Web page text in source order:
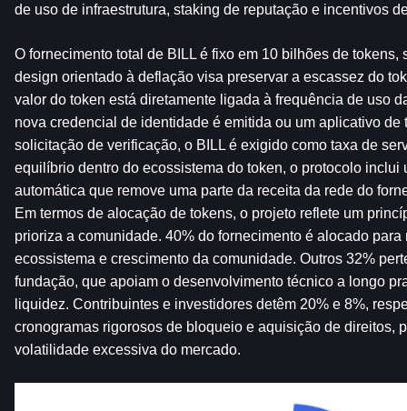
de uso de infraestrutura, staking de reputação e incentivos
O fornecimento total de BILL é fixo em 10 bilhões de tokens,
design orientado à deflação visa preservar a escassez do
valor do token está diretamente ligada à frequência de uso
nova credencial de identidade é emitida ou um aplicativo de
solicitação de verificação, o BILL é exigido como taxa de
equilíbrio dentro do ecossistema do token, o protocolo inclui
automática que remove uma parte da receita da rede do
Em termos de alocação de tokens, o projeto reflete um
prioriza a comunidade. 40% do fornecimento é alocado para
ecossistema e crescimento da comunidade. Outros 32%
fundação, que apoiam o desenvolvimento técnico a longo
liquidez. Contribuintes e investidores detêm 20% e 8%,
cronogramas rigorosos de bloqueio e aquisição de direitos,
volatilidade excessiva do mercado.